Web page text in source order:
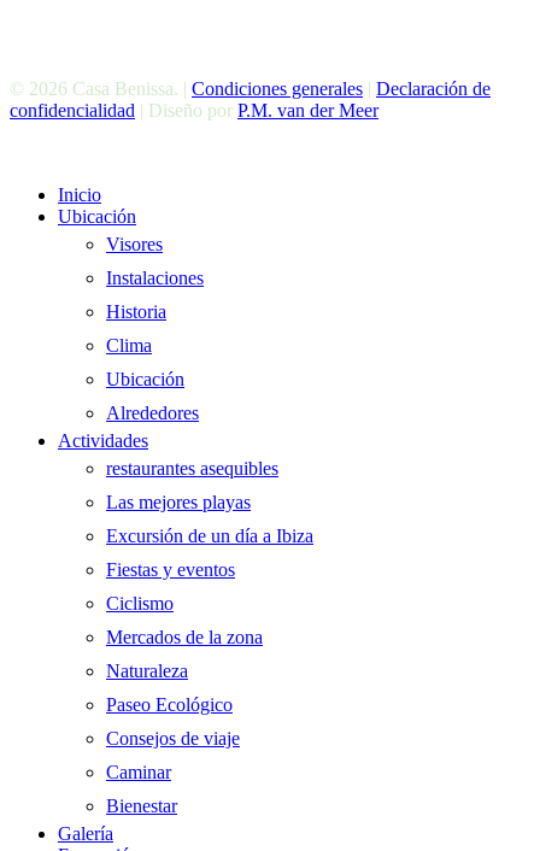
© 2026 Casa Benissa. | Condiciones generales | Declaración de
confidencialidad | Diseño por P.M. van der Meer
Cerrar Inicio
Ubicación
Visores
Instalaciones
Historia
Clima
Ubicación
Alrededores
Actividades
restaurantes asequibles
Las mejores playas
Excursión de un día a Ibiza
Fiestas y eventos
Ciclismo
Mercados de la zona
Naturaleza
Paseo Ecológico
Consejos de viaje
Caminar
Bienestar
Galería